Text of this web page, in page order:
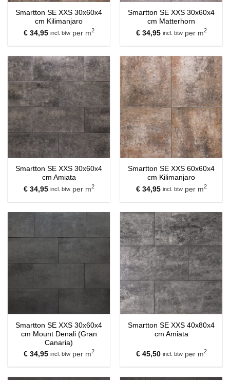
Smartton SE XXS 30x60x4
cm Kilimanjaro
€34,95 incl. btwper m2
Smartton SE XXS 30x60x4
cm Matterhorn
€34,95 incl. btwper m2
Smartton SE XXS 30x60x4
cm Amiata
€34,95 incl. btwper m2
Smartton SE XXS 60x60x4
cm Kilimanjaro
€34,95 incl. btwper m2
Smartton SE XXS 30x60x4
cm Mount Denali (Gran
Canaria)
€34,95 incl. btwper m2
Smartton SE XXS 40x80x4
cm Amiata
€45,50 incl. btwper m2